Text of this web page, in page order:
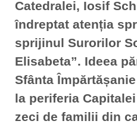
Catedralei, Iosif
îndreptat atenția
sprijinul Surorilor
Elisabeta”. Ideea
Sfânta
la periferia
zeci de familii din